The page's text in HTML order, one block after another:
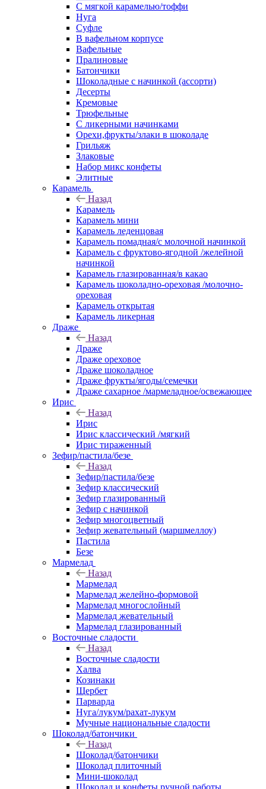
С мягкой карамелью/тоффи
Нуга
Суфле
В вафельном корпусе
Вафельные
Пралиновые
Батончики
Шоколадные с начинкой (ассорти)
Десерты
Кремовые
Трюфельные
С ликерными начинками
Орехи,фрукты/злаки в шоколаде
Грильяж
Злаковые
Набор микс конфеты
Элитные
Карамель
Назад
Карамель
Карамель мини
Карамель леденцовая
Карамель помадная/с молочной начинкой
Карамель с фруктово-ягодной /желейной
начинкой
Карамель глазированная/в какао
Карамель шоколадно-ореховая /молочно-
ореховая
Карамель открытая
Карамель ликерная
Драже
Назад
Драже
Драже ореховое
Драже шоколадное
Драже фрукты/ягоды/семечки
Драже сахарное /мармеладное/освежающее
Ирис
Назад
Ирис
Ирис классический /мягкий
Ирис тираженный
Зефир/пастила/безе
Назад
Зефир/пастила/безе
Зефир классический
Зефир глазированный
Зефир с начинкой
Зефир многоцветный
Зефир жевательный (маршмеллоу)
Пастила
Безе
Мармелад
Назад
Мармелад
Мармелад желейно-формовой
Мармелад многослойный
Мармелад жевательный
Мармелад глазированный
Восточные сладости
Назад
Восточные сладости
Халва
Козинаки
Щербет
Парварда
Нуга/лукум/рахат-лукум
Мучные национальные сладости
Шоколад/батончики
Назад
Шоколад/батончики
Шоколад плиточный
Мини-шоколад
Шоколад и конфеты ручной работы